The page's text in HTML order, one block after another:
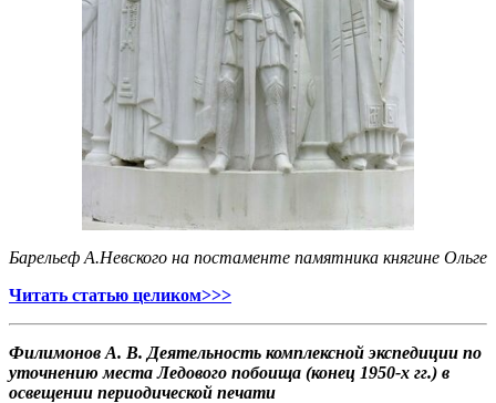
Барельеф А.Невского на постаменте памятника княгине Ольге
Читать статью целиком>>>
Филимонов А. В. Деятельность комплексной экспедиции по
уточнению места Ледового побоища (конец 1950-х гг.) в
освещении периодической печати